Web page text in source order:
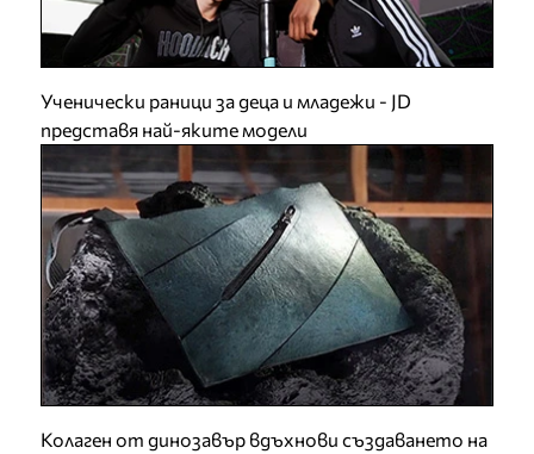
Ученически раници за деца и младежи - JD
представя най-яките модели
Колаген от динозавър вдъхнови създаването на